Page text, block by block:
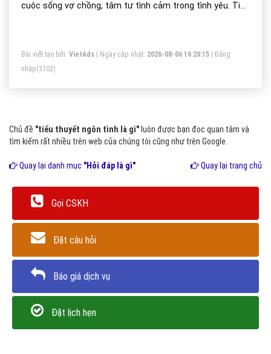
cuộc sống vợ chồng, tâm tư tình cảm trong tình yêu. Tiểu
đây để hiểu tại sao giới trẻ ngày càng yêu thích tiểu thuyết
ngôn tình.
Bài viết tạo bởi: VietAds | Ngày cập nhật: 2026-08-06 16:20:15
Đăng
nhập(3102)
Chủ đề "tiểu thuyết ngôn tình là gì" luôn được bạn đọc quan tâm và
tìm kiếm rất nhiều trên web của chúng tôi cũng như trên Google.
Quay lại danh mục "Hỏi đáp là gì" Quay lại trang chủ
Gọi CSKH
Đặt câu hỏi
Báo giá dịch vụ
Đặt lịch hẹn